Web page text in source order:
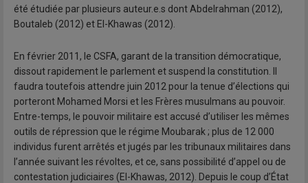
été étudiée par plusieurs auteur.e.s dont Abdelrahman (2012),
Boutaleb (2012) et El-Khawas (2012).
En février 2011, le CSFA, garant de la transition démocratique,
dissout rapidement le parlement et suspend la constitution. Il
faudra toutefois attendre juin 2012 pour la tenue d’élections qui
porteront Mohamed Morsi et les Frères musulmans au pouvoir.
Entre-temps, le pouvoir militaire est accusé d’utiliser les mêmes
outils de répression que le régime Moubarak ; plus de 12 000
individus furent arrêtés et jugés par les tribunaux militaires dans
l’année suivant les révoltes, et ce, sans possibilité d’appel ou de
contestation judiciaires (El-Khawas, 2012). Depuis le coup d’État